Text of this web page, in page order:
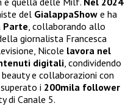
del GialappaShow e ha
Parte , collaborando allo
giornalista Francesca
Nicole lavora nel
digitali , condividendo
e collaborazioni con
i 200mila follower
di Canale 5.